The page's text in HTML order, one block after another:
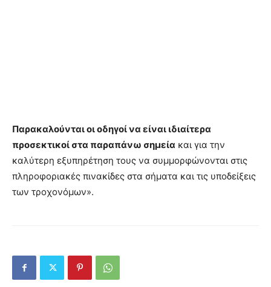
Παρακαλούνται οι οδηγοί να είναι ιδιαίτερα
προσεκτικοί στα παραπάνω σημεία και για την
καλύτερη εξυπηρέτηση τους να συμμορφώνονται στις
πληροφοριακές πινακίδες στα σήματα και τις υποδείξεις
των τροχονόμων».